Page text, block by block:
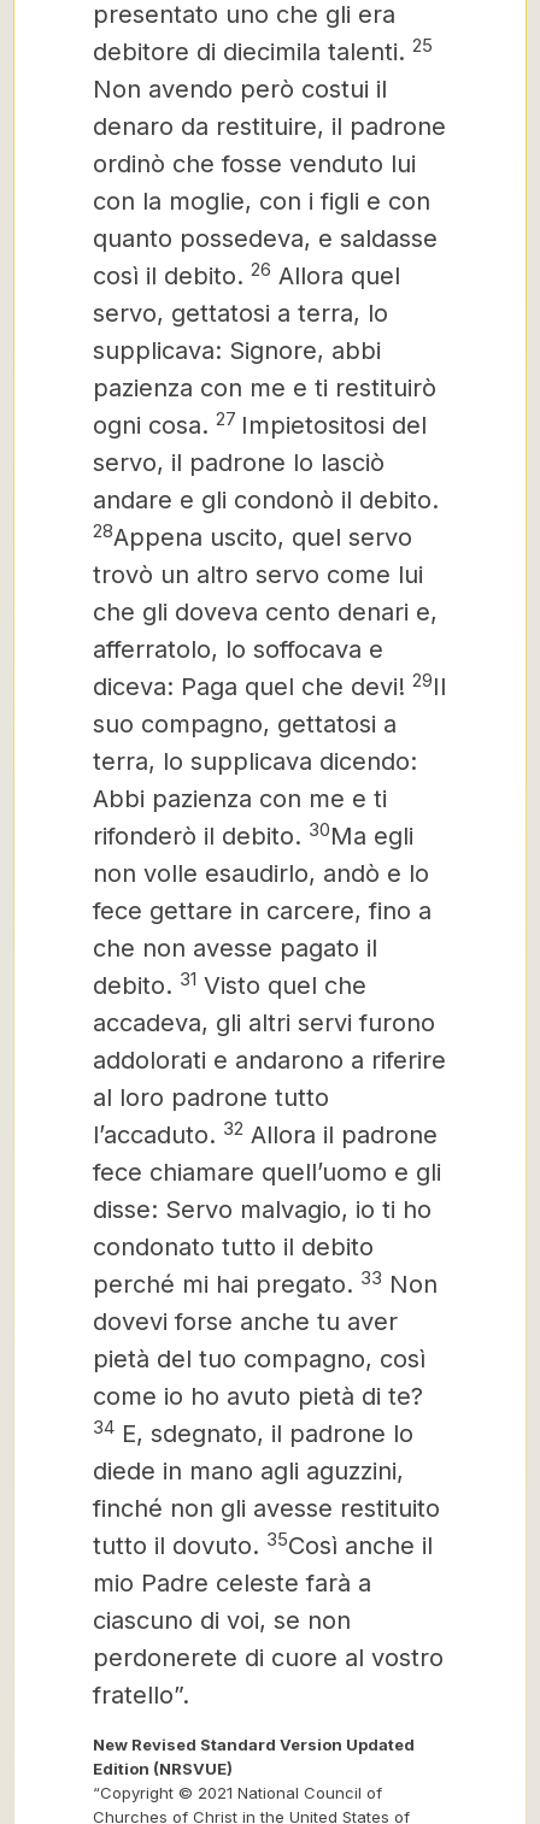
presentato uno che gli era
debitore di diecimila talenti. 25
Non avendo però costui il
denaro da restituire, il padrone
ordinò che fosse venduto lui
con la moglie, con i figli e con
quanto possedeva, e saldasse
così il debito. 26 Allora quel
servo, gettatosi a terra, lo
supplicava: Signore, abbi
pazienza con me e ti restituirò
ogni cosa. 27 Impietositosi del
servo, il padrone lo lasciò
andare e gli condonò il debito.
28Appena uscito, quel servo
trovò un altro servo come lui
che gli doveva cento denari e,
afferratolo, lo soffocava e
diceva: Paga quel che devi! 29Il
suo compagno, gettatosi a
terra, lo supplicava dicendo:
Abbi pazienza con me e ti
rifonderò il debito. 30Ma egli
non volle esaudirlo, andò e lo
fece gettare in carcere, fino a
che non avesse pagato il
debito. 31 Visto quel che
accadeva, gli altri servi furono
addolorati e andarono a riferire
al loro padrone tutto
l’accaduto. 32 Allora il padrone
fece chiamare quell’uomo e gli
disse: Servo malvagio, io ti ho
condonato tutto il debito
perché mi hai pregato. 33 Non
dovevi forse anche tu aver
pietà del tuo compagno, così
come io ho avuto pietà di te?
34 E, sdegnato, il padrone lo
diede in mano agli aguzzini,
finché non gli avesse restituito
tutto il dovuto. 35Così anche il
mio Padre celeste farà a
ciascuno di voi, se non
perdonerete di cuore al vostro
fratello”.
New Revised Standard Version Updated
Edition (NRSVUE)
“Copyright © 2021 National Council of
Churches of Christ in the United States of